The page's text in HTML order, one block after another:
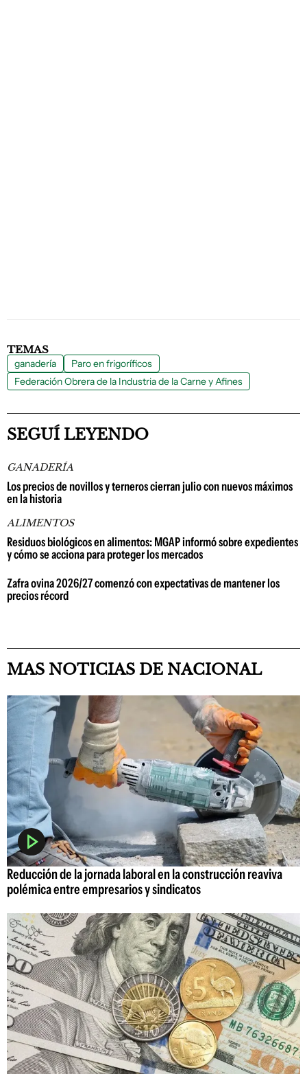
TEMAS
ganadería
Paro en frigoríficos
Federación Obrera de la Industria de la Carne y Afines
SEGUÍ LEYENDO
GANADERÍA
Los precios de novillos y terneros cierran julio con nuevos máximos
en la historia
ALIMENTOS
Residuos biológicos en alimentos: MGAP informó sobre expedientes
y cómo se acciona para proteger los mercados
Zafra ovina 2026/27 comenzó con expectativas de mantener los
precios récord
MAS NOTICIAS DE NACIONAL
Reducción de la jornada laboral en la construcción reaviva
polémica entre empresarios y sindicatos